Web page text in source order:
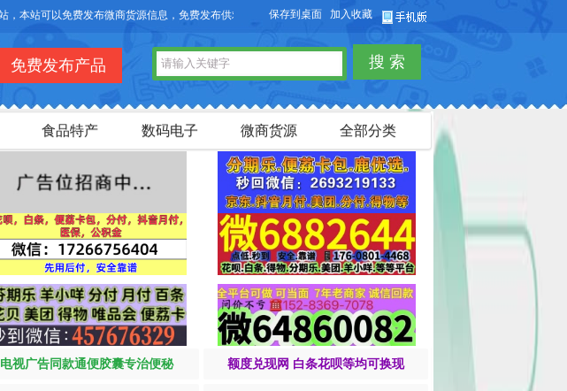
欢迎您访问【货品源】微商货源网站，本站可以免费发布微商货源信息，免费
保存到桌面 加入收藏
搜 索
免费发布产品
食品特产 数码电子 微商货源 全部分类
电视广告同款通便胶囊专治便秘 额度兑现网 白条花呗等均可换现